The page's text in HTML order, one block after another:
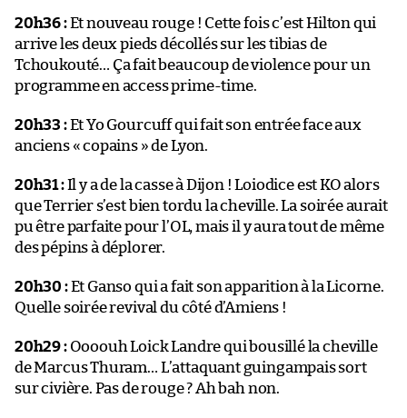
20h36 :Et nouveau rouge ! Cette fois c’est Hilton qui
arrive les deux pieds décollés sur les tibias de
Tchoukouté… Ça fait beaucoup de violence pour un
programme en access prime-time.
20h33 :Et Yo Gourcuff qui fait son entrée face aux
anciens « copains » de Lyon.
20h31 :Il y a de la casse à Dijon ! Loiodice est KO alors
que Terrier s’est bien tordu la cheville. La soirée aurait
pu être parfaite pour l’OL, mais il y aura tout de même
des pépins à déplorer.
20h30 :Et Ganso qui a fait son apparition à la Licorne.
Quelle soirée revival du côté d’Amiens !
20h29 :Oooouh Loick Landre qui bousillé la cheville
de Marcus Thuram… L’attaquant guingampais sort
sur civière. Pas de rouge ? Ah bah non.